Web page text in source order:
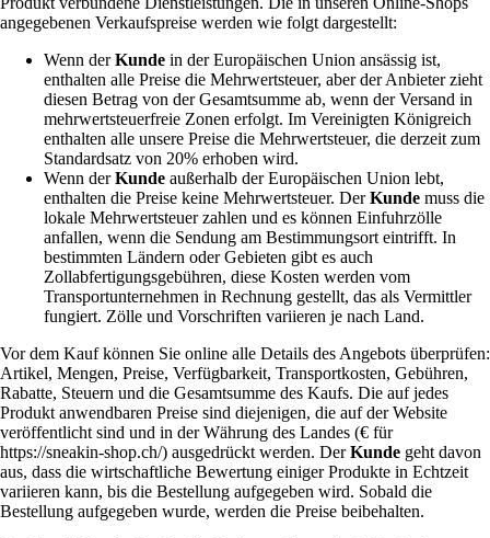
angegebenen Verkaufspreise werden wie folgt dargestellt:
Wenn derKunde in der Europäischen Union ansässig ist,
enthalten alle Preise die Mehrwertsteuer, aber der Anbieter zieht
diesen Betrag von der Gesamtsumme ab, wenn der Versand in
mehrwertsteuerfreie Zonen erfolgt. Im Vereinigten Königreich
enthalten alle unsere Preise die Mehrwertsteuer, die derzeit zum
Standardsatz von 20% erhoben wird.
Wenn derKunde außerhalb der Europäischen Union lebt,
enthalten die Preise keine Mehrwertsteuer. DerKunde muss die
lokale Mehrwertsteuer zahlen und es können Einfuhrzölle
anfallen, wenn die Sendung am Bestimmungsort eintrifft. In
bestimmten Ländern oder Gebieten gibt es auch
Zollabfertigungsgebühren, diese Kosten werden vom
Transportunternehmen in Rechnung gestellt, das als Vermittler
fungiert. Zölle und Vorschriften variieren je nach Land.
Vor dem Kauf können Sie online alle Details des Angebots überprüfen:
Artikel, Mengen, Preise, Verfügbarkeit, Transportkosten, Gebühren,
Rabatte, Steuern und die Gesamtsumme des Kaufs. Die auf jedes
Produkt anwendbaren Preise sind diejenigen, die auf der Website
veröffentlicht sind und in der Währung des Landes (€ für
https://sneakin-shop.ch/) ausgedrückt werden. DerKunde geht davon
aus, dass die wirtschaftliche Bewertung einiger Produkte in Echtzeit
variieren kann, bis die Bestellung aufgegeben wird. Sobald die
Bestellung aufgegeben wurde, werden die Preise beibehalten.